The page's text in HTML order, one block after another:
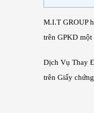
M.I.T GROUP
trên GPKD
Dịch Vụ Thay
trên Giấy